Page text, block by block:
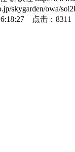
skygarden/owa/
点击： 8311